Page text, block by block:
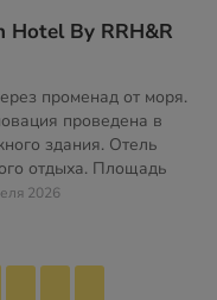
Hotel By RRH&R
променад от моря.
проведена в
здания. Отель
отдыха. Площадь
2026